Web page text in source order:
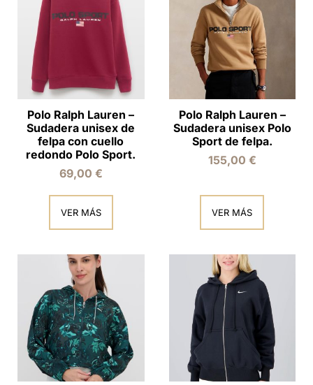
Polo Ralph Lauren –
Sudadera unisex de
felpa con cuello
redondo Polo Sport.
69,00 €
VER MÁS
Polo Ralph Lauren –
Sudadera unisex Polo
Sport de felpa.
155,00 €
VER MÁS